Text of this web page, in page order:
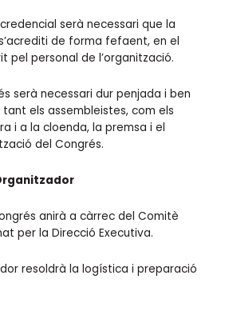
serà necessari que la
de forma fefaent, en el
pel personal de l’organització.
serà necessari dur penjada i ben
els assembleistes, com els
i a la cloenda, la premsa i el
del Congrés.
anirà a càrrec del Comitè
per la Direcció Executiva.
resoldrà la logística i preparació